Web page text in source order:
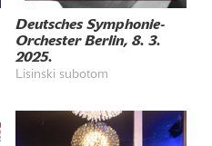
Deutsches Symphonie-
Orchester Berlin, 8. 3.
2025.
Lisinski subotom